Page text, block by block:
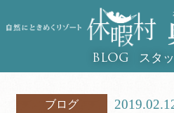
BLOG スタ
ブログ